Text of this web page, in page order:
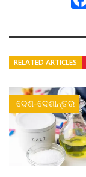
RELATED ARTICLES
ଦେଶ-ଦେଶାନ୍ତର